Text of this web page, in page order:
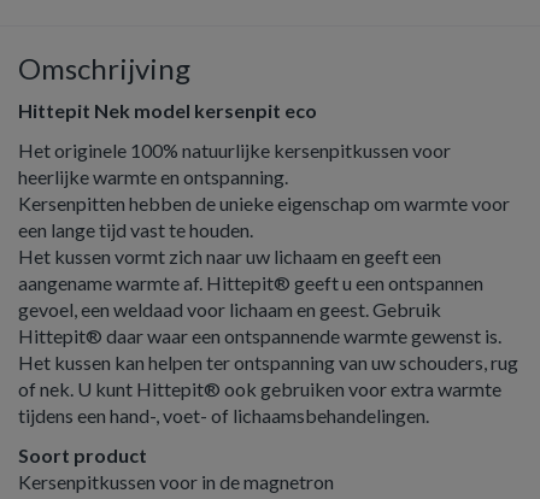
Omschrijving
Hittepit Nek model kersenpit eco
Het originele 100% natuurlijke kersenpitkussen voor
heerlijke warmte en ontspanning.
Kersenpitten hebben de unieke eigenschap om warmte voor
een lange tijd vast te houden.
Het kussen vormt zich naar uw lichaam en geeft een
aangename warmte af. Hittepit® geeft u een ontspannen
gevoel, een weldaad voor lichaam en geest. Gebruik
Hittepit® daar waar een ontspannende warmte gewenst is.
Het kussen kan helpen ter ontspanning van uw schouders, rug
of nek. U kunt Hittepit® ook gebruiken voor extra warmte
tijdens een hand-, voet- of lichaamsbehandelingen.
Soort product
Kersenpitkussen voor in de magnetron